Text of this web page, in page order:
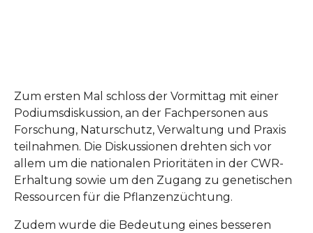
Zum ersten Mal schloss der Vormittag mit einer
Podiumsdiskussion, an der Fachpersonen aus
Forschung, Naturschutz, Verwaltung und Praxis
teilnahmen. Die Diskussionen drehten sich vor
allem um die nationalen Prioritäten in der CWR-
Erhaltung sowie um den Zugang zu genetischen
Ressourcen für die Pflanzenzüchtung.
Zudem wurde die Bedeutung eines besseren